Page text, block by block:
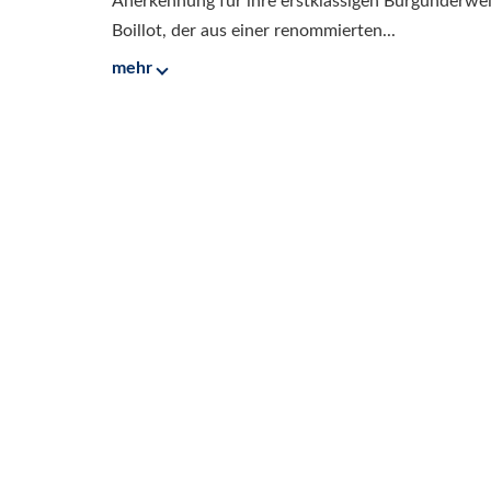
Boillot, der aus einer renommierten...
mehr